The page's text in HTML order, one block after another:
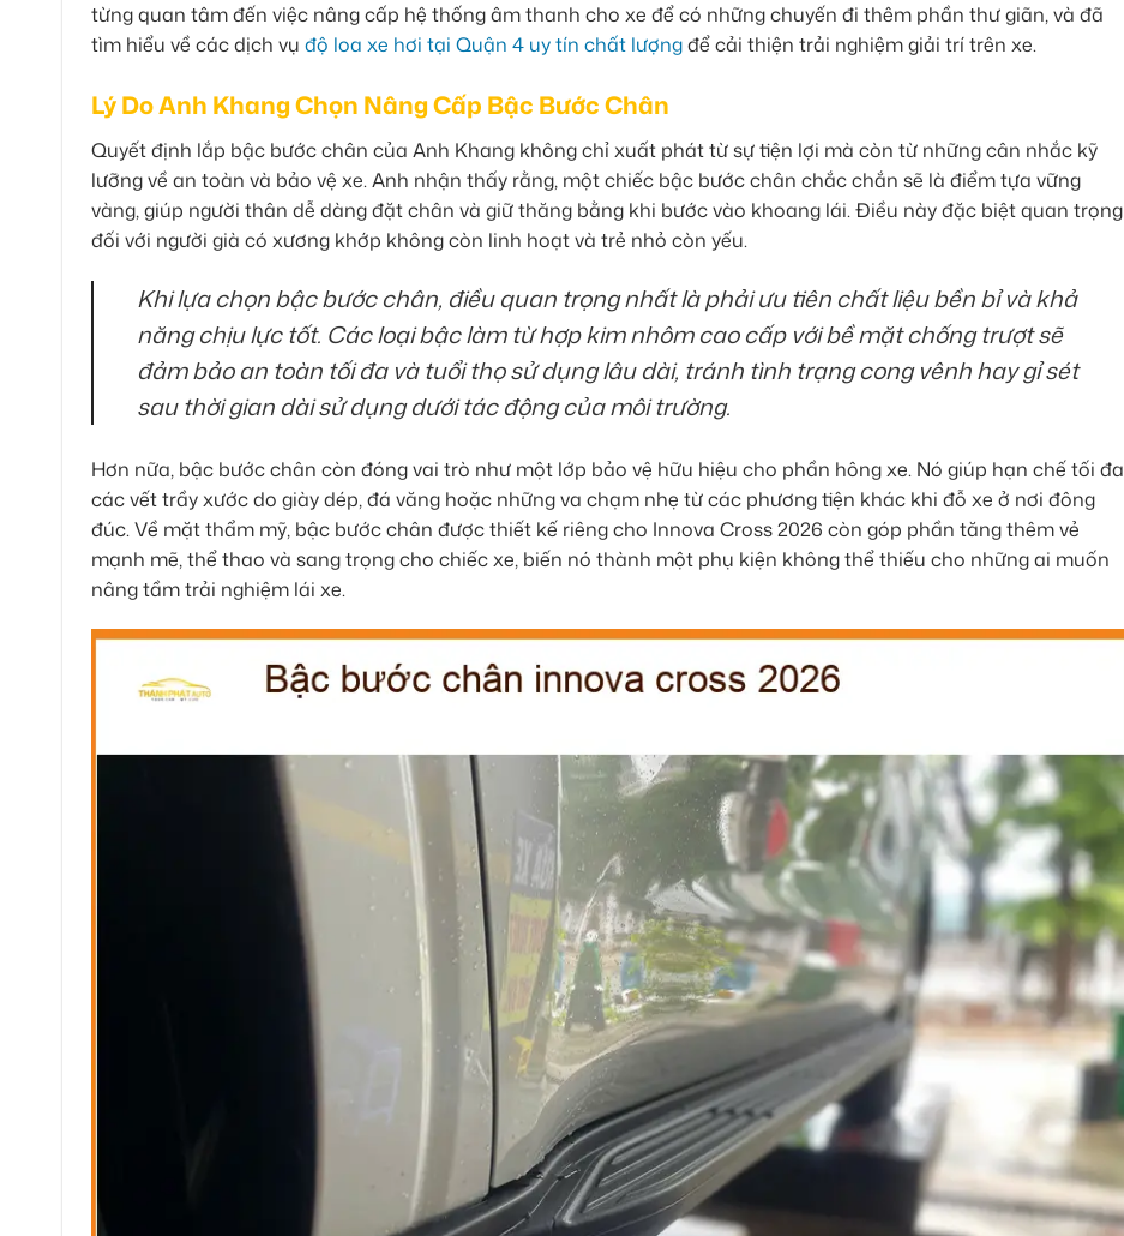
từng quan tâm đến việc nâng cấp hệ thống âm thanh cho xe để có những chuyến đi thêm phần thư giãn, và đã
tìm hiểu về các dịch vụ độ loa xe hơi tại Quận 4 uy tín chất lượngđể cải thiện trải nghiệm giải trí trên xe.
Lý Do Anh Khang Chọn Nâng Cấp Bậc Bước Chân
Quyết định lắp bậc bước chân của Anh Khang không chỉ xuất phát từ sự tiện lợi mà còn từ những cân nhắc kỹ
lưỡng về an toàn và bảo vệ xe. Anh nhận thấy rằng, một chiếc bậc bước chân chắc chắn sẽ là điểm tựa vững
vàng, giúp người thân dễ dàng đặt chân và giữ thăng bằng khi bước vào khoang lái. Điều này đặc biệt quan trọng
đối với người già có xương khớp không còn linh hoạt và trẻ nhỏ còn yếu.
Khi lựa chọn bậc bước chân, điều quan trọng nhất là phải ưu tiên chất liệu bền bỉ và khả
năng chịu lực tốt. Các loại bậc làm từ hợp kim nhôm cao cấp với bề mặt chống trượt sẽ
đảm bảo an toàn tối đa và tuổi thọ sử dụng lâu dài, tránh tình trạng cong vênh hay gỉ sét
sau thời gian dài sử dụng dưới tác động của môi trường.
Hơn nữa, bậc bước chân còn đóng vai trò như một lớp bảo vệ hữu hiệu cho phần hông xe. Nó giúp hạn chế tối đa
các vết trầy xước do giày dép, đá văng hoặc những va chạm nhẹ từ các phương tiện khác khi đỗ xe ở nơi đông
đúc. Về mặt thẩm mỹ, bậc bước chân được thiết kế riêng cho Innova Cross 2026 còn góp phần tăng thêm vẻ
mạnh mẽ, thể thao và sang trọng cho chiếc xe, biến nó thành một phụ kiện không thể thiếu cho những ai muốn
nâng tầm trải nghiệm lái xe.